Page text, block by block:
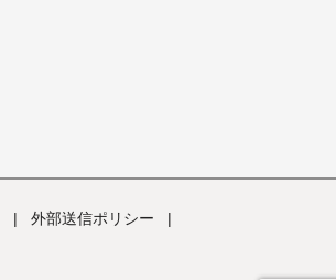
| 外部送信ポリシー
|